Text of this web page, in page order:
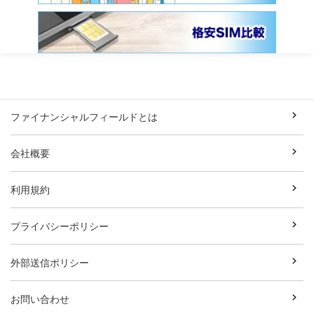
ファイナンシャルフィールドとは
会社概要
利用規約
プライバシーポリシー
外部送信ポリシー
お問い合わせ